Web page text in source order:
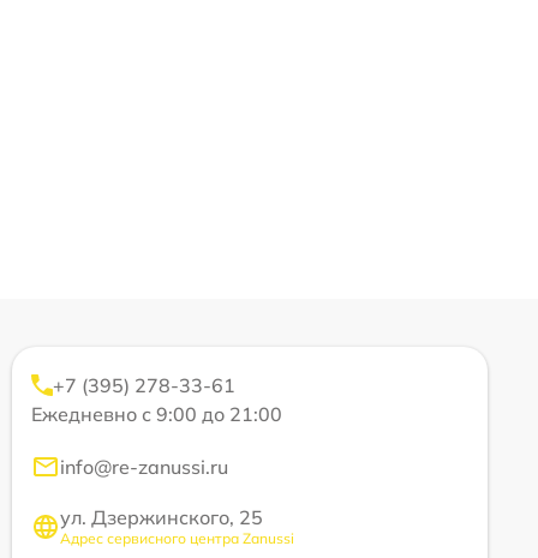
+7 (395) 278-33-61
Ежедневно с 9:00 до 21:00
info@re-zanussi.ru
ул. Дзержинского, 25
Адрес сервисного центра Zanussi